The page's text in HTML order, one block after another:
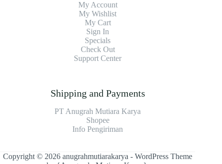
My Account
My Wishlist
My Cart
Sign In
Specials
Check Out
Support Center
Shipping and Payments
PT Anugrah Mutiara Karya
Shopee
Info Pengiriman
Copyright © 2026 anugrahmutiarakarya - WordPress Theme